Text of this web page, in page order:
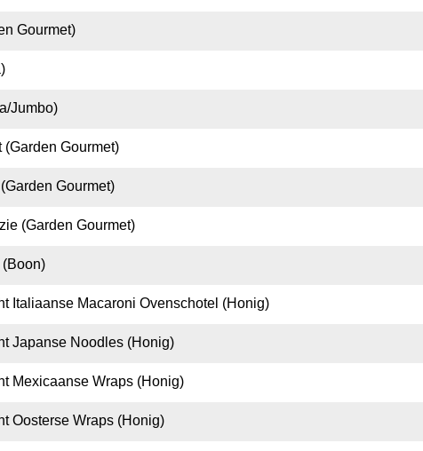
Gourmet)
Jumbo)
(Garden Gourmet)
Gourmet)
(Garden Gourmet)
Italiaanse Macaroni Ovenschotel (Honig)
Japanse Noodles (Honig)
Mexicaanse Wraps (Honig)
Oosterse Wraps (Honig)